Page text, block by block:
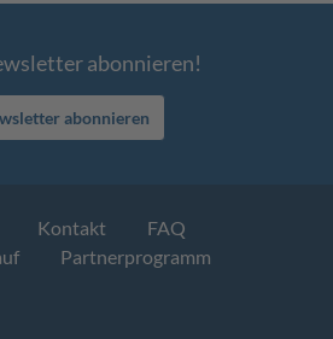
abonnieren!
abonnieren
Kontakt
FAQ
Partnerprogramm